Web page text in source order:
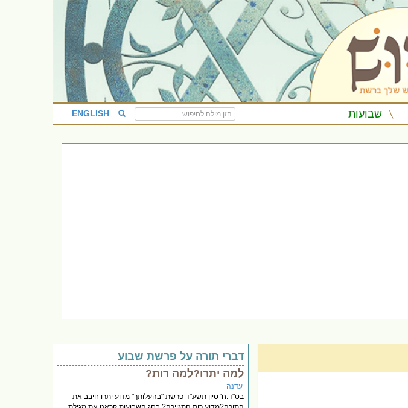
שבועות ENGLISH
דברי תורה על פרשת שבוע
למה יתרו?למה רות?
עדנה
בס"ד.ח' סיון תשע"ד פרשת "בהעלותך" מדוע יתרו חיבב את